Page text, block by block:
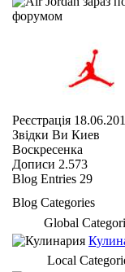
Реєстрація
Звідки Ви Киев
Воскресенка
Дописи 2.573
Blog Entries 29
Blog Categories
Global
Local